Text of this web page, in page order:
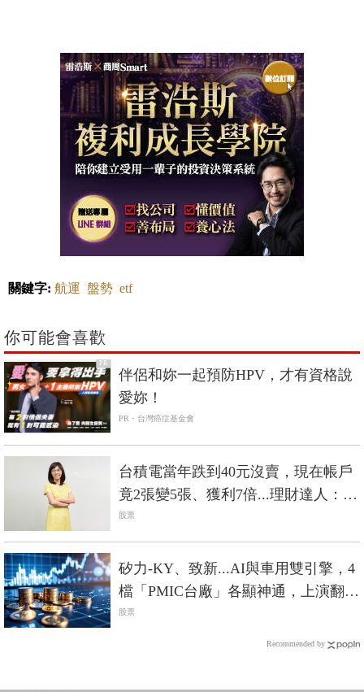
關鍵字: 航運 盤勢 etf
你可能會喜歡
PR
伴侶和妳一起預防HPV，才有資格說
愛妳！
PR・台灣癌症基金會
台積電當年跌到40元沒賣，現在帳戶
竟2張變5張、獲利7倍...理財達人：個
股賺5倍以上通常只有2種情況
股票
矽力-KY、致新...AI與車用雙引擎，4
檔「PMIC台廠」各顯神通，上演翻身
戰
股票
Recommended by